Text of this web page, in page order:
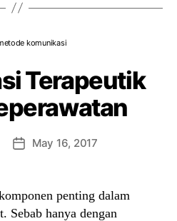
komunikasi
Terapeutik
PostMay 16, 2017
penting dalam
Sebab hanya dengan